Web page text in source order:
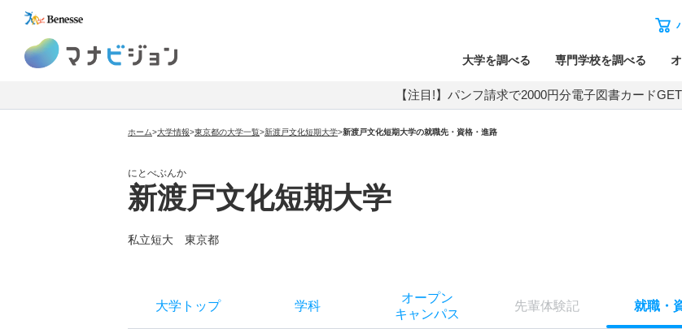
大学を調べる 専門学校を調べる
【注目!】パンフ請求で2000円分電子図書カードGET
ホーム>大学情報>東京都の大学一覧>新渡戸文化短期大学>新渡戸文化短期大学の就職先・資格・進路
にとべぶんか
新渡戸文化短期大学
私立短大 東京都
大学トップ 学科
オープン
キャンパス
先輩体験記 就職・